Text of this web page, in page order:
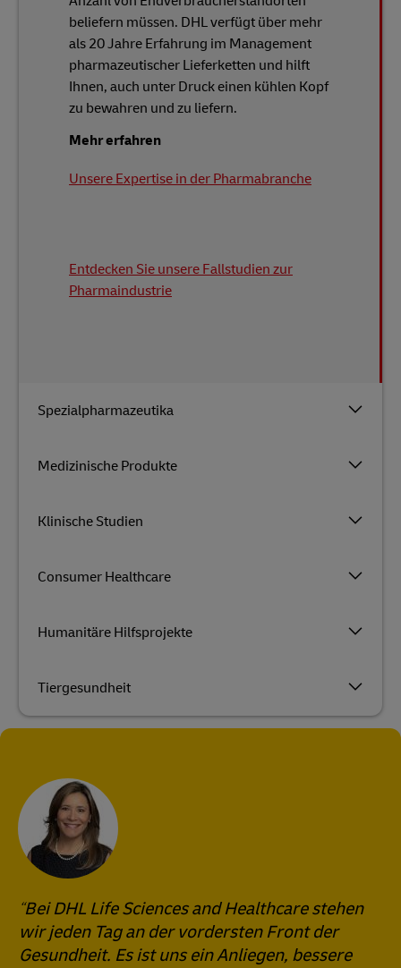
Spezialpharmazeutika
Medizinische Produkte
Klinische Studien
Consumer Healthcare
Humanitäre Hilfsprojekte
Tiergesundheit
beliefern müssen. DHL verfügt über mehr
als 20 Jahre Erfahrung im Management
pharmazeutischer Lieferketten und hilft
Ihnen, auch unter Druck einen kühlen Kopf
zu bewahren und zu liefern.
Mehr erfahren
Unsere Expertise in der Pharmabranche
Entdecken Sie unsere Fallstudien zur
Pharmaindustrie
Bei DHL Life Sciences and Healthcare stehen
wir jeden Tag an der vordersten Front der
Gesundheit. Es ist uns ein Anliegen, bessere